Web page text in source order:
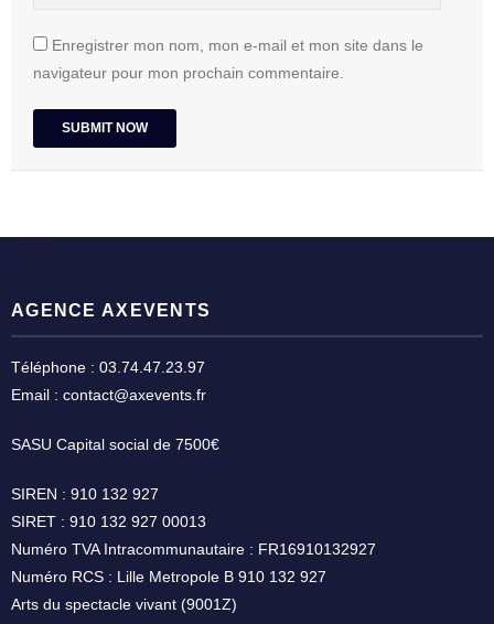
Enregistrer mon nom, mon e-mail et mon site dans le
navigateur pour mon prochain commentaire.
AGENCE AXEVENTS
Téléphone : 03.74.47.23.97
Email : contact@axevents.fr
SASU Capital social de 7500€
SIREN : 910 132 927
SIRET : 910 132 927 00013
Numéro TVA Intracommunautaire : FR16910132927
Numéro RCS : Lille Metropole B 910 132 927
Arts du spectacle vivant (9001Z)